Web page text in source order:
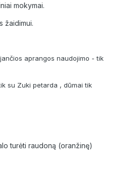
mokymai.
žaidimui.
aprangos naudojimo - tik
su Zuki petarda , dūmai tik
turėti raudoną (oranžinę)